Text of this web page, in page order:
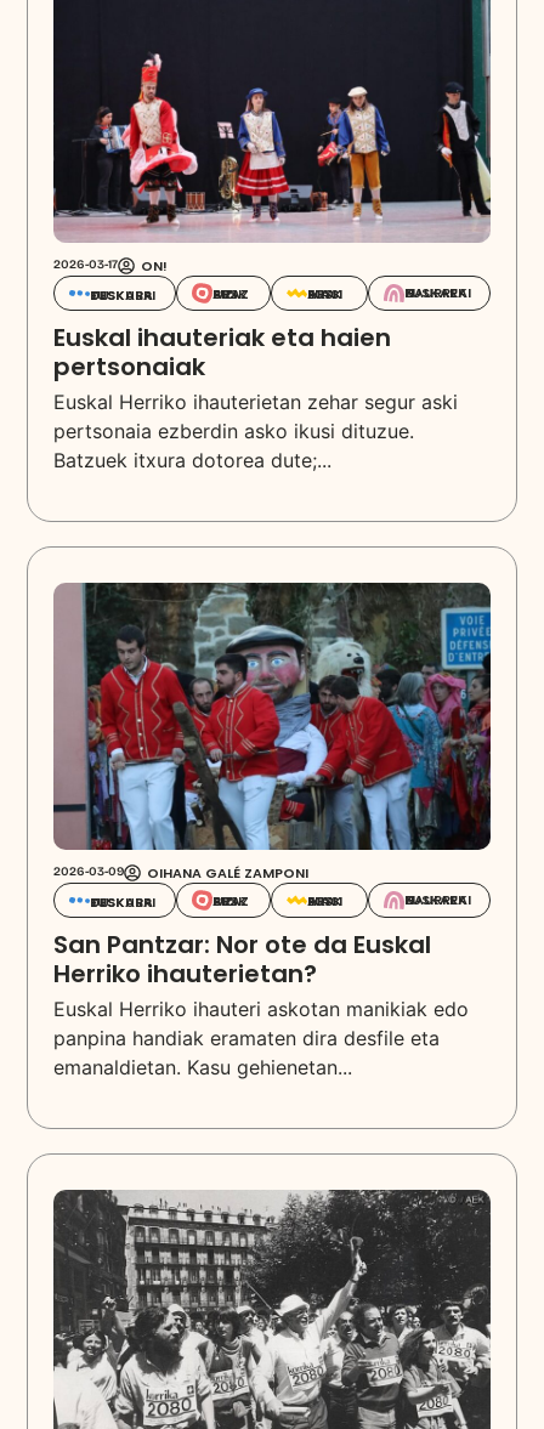
2026-03-17
ON!
EUSKARA DESKUBRITU
EUSKARAZ BIZI EUSKARA IKASI EUSKARAZ HAURREKIN
Euskal ihauteriak eta haien
pertsonaiak
Euskal Herriko ihauterietan zehar segur aski
pertsonaia ezberdin asko ikusi dituzue.
Batzuek itxura dotorea dute;...
2026-03-09
OIHANA GALÉ ZAMPONI
EUSKARA DESKUBRITU
EUSKARAZ BIZI EUSKARA IKASI EUSKARAZ HAURREKIN
San Pantzar: Nor ote da Euskal
Herriko ihauterietan?
Euskal Herriko ihauteri askotan manikiak edo
panpina handiak eramaten dira desfile eta
emanaldietan. Kasu gehienetan...